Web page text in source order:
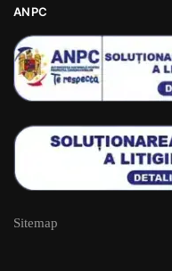
ANPC
Sitemap